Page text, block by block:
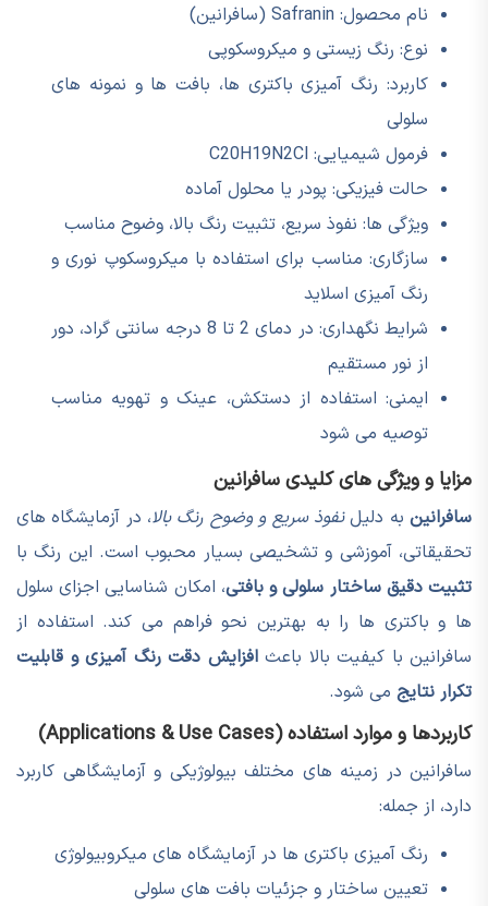
نام محصول: Safranin (سافرانین)
نوع: رنگ زیستی و میکروسکوپی
کاربرد: رنگ آمیزی باکتری ها، بافت ها و نمونه های
سلولی
فرمول شیمیایی: C20H19N2Cl
حالت فیزیکی: پودر یا محلول آماده
ویژگی ها: نفوذ سریع، تثبیت رنگ بالا، وضوح مناسب
سازگاری: مناسب برای استفاده با میکروسکوپ نوری و
رنگ آمیزی اسلاید
شرایط نگهداری: در دمای 2 تا 8 درجه سانتی گراد، دور
از نور مستقیم
ایمنی: استفاده از دستکش، عینک و تهویه مناسب
توصیه می شود
مزایا و ویژگی های کلیدی سافرانین
سافرانینبه دلیلنفوذ سریع و وضوح رنگ بالا، در آزمایشگاه های
تحقیقاتی، آموزشی و تشخیصی بسیار محبوب است. این رنگ با
تثبیت دقیق ساختار سلولی و بافتی، امکان شناسایی اجزای سلول
ها و باکتری ها را به بهترین نحو فراهم می کند. استفاده از
سافرانین با کیفیت بالا باعثافزایش دقت رنگ آمیزی و قابلیت
تکرار نتایج می شود.
کاربردها و موارد استفاده (Applications & Use Cases)
سافرانین در زمینه های مختلف بیولوژیکی و آزمایشگاهی کاربرد
دارد، از جمله:
رنگ آمیزی باکتری ها در آزمایشگاه های میکروبیولوژی
تعیین ساختار و جزئیات بافت های سلولی